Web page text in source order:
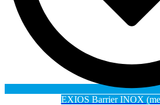
EXIOS Barrier INOX